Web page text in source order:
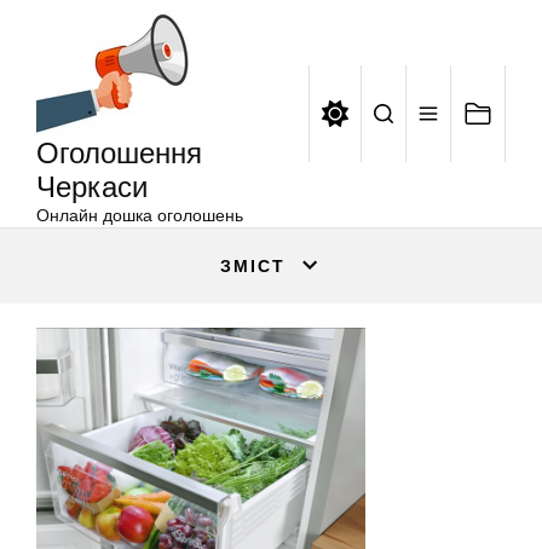
Оголошення
Черкаси
Онлайн дошка оголошень
ЗМІСТ